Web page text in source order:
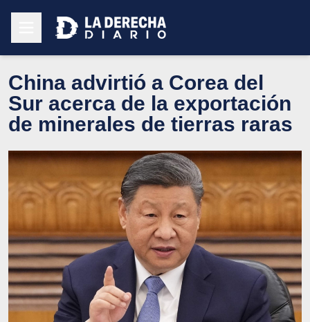
China advirtió a Corea del
Sur acerca de la exportación
de minerales de tierras raras